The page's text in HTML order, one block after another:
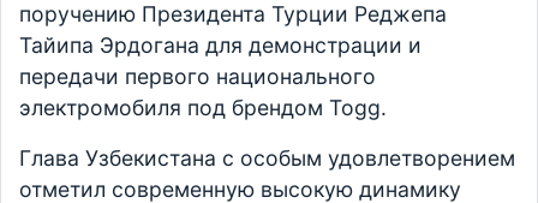
поручению Президента Турции Реджепа
Тайипа Эрдогана для демонстрации и
передачи первого национального
электромобиля под брендом Togg.
Глава Узбекистана с особым удовлетворением
отметил современную высокую динамику